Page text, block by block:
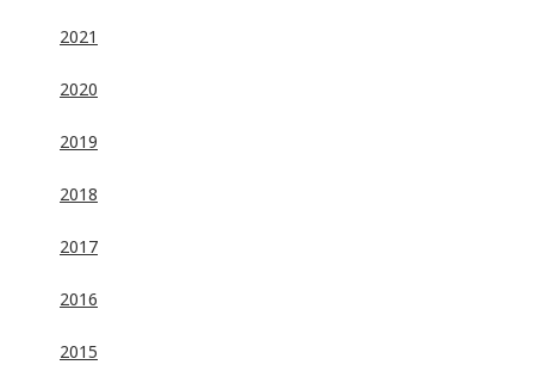
2021
2020
2019
2018
2017
2016
2015